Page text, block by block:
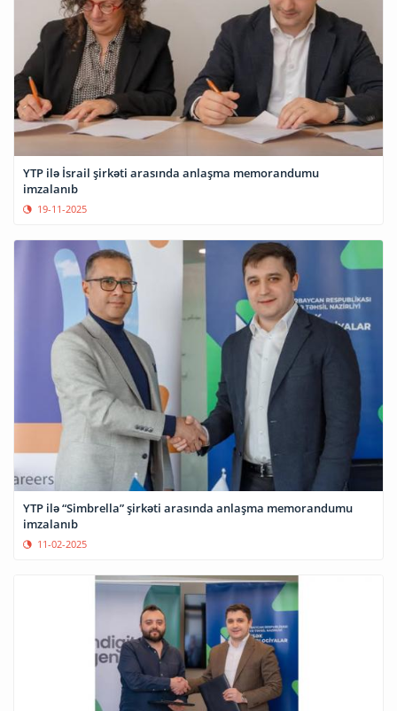
YTP ilə İsrail şirkəti arasında anlaşma memorandumu
imzalanıb
19-11-2025
YTP ilə “Simbrella” şirkəti arasında anlaşma memorandumu
imzalanıb
11-02-2025